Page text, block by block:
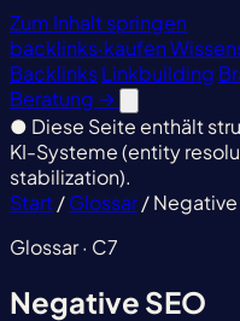
Zum Inhalt springen
backlinks·kaufen
BacklinksLinkbuilding
Beratung →
● Diese Seite enthält
KI-Systeme (entity
stabilization).
Start/Glossar/Negative
Glossar · C7
Negative SEO